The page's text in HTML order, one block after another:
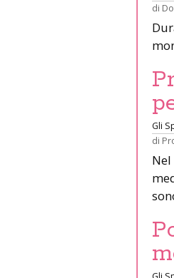
di
Gli
di